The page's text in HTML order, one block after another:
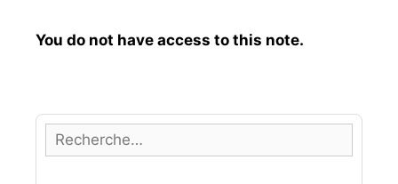
You do not have access to this note.
e